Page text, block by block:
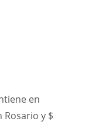
en
Rosario y $